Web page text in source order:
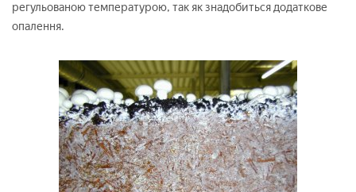
регульованою температурою, так як знадобиться додаткове
опалення.